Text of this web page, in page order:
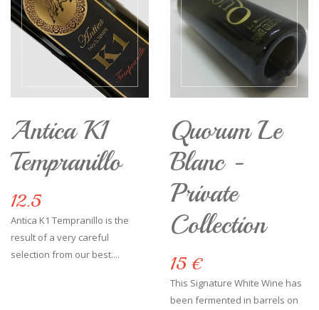
Antica K1
Tempranillo
12.5
Antica K1 Tempranillo is the
result of a very careful
selection from our best....
Quorum Le
Blanc -
Private
Collection
15 €
This Signature White Wine has
been fermented in barrels on